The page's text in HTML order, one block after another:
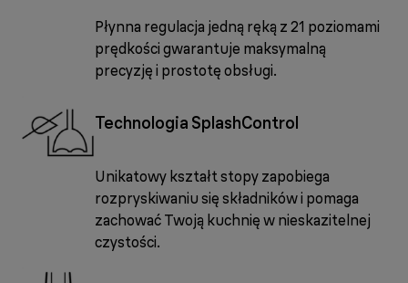
Płynna regulacja jedną ręką z 21 poziomami
prędkości gwarantuje maksymalną
precyzję i prostotę obsługi.
Technologia SplashControl
Unikatowy kształt stopy zapobiega
rozpryskiwaniu się składników i pomaga
zachować Twoją kuchnię w nieskazitelnej
czystości.